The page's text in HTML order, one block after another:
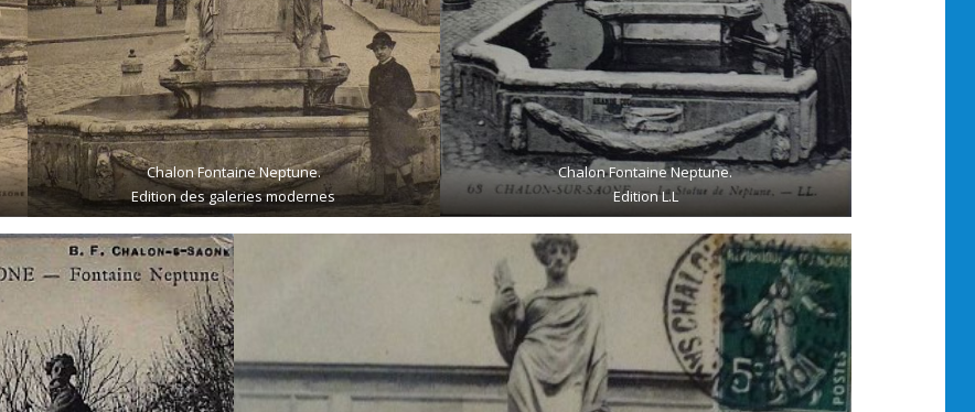
Chalon Fontaine Neptune.
Edition des galeries modernes
Chalon Fontaine Neptune.
Edition L.L